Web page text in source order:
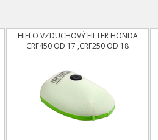
HIFLO VZDUCHOVÝ FILTER HONDA
CRF450 OD 17 ,CRF250 OD 18